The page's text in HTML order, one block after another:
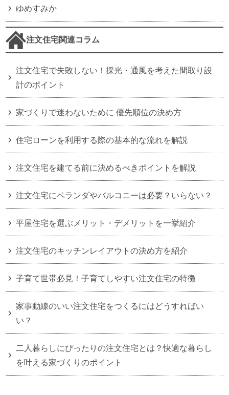
ゆめすみか
注文住宅関連コラム
注文住宅で失敗しない！採光・通風を考えた間取り設
計のポイント
家づくりで迷わないために 優先順位の決め方
住宅ローンを利用する際の基本的な流れを解説
注文住宅を建てる前に決めるべきポイントを解説
注文住宅にベランダやバルコニーは必要？いらない？
平屋住宅を選ぶメリット・デメリットを一挙紹介
注文住宅のキッチンレイアウトの決め方を紹介
子育て世帯必見！子育てしやすい注文住宅の特徴
家事動線のいい注文住宅をつくるにはどうすればい
い？
二人暮らしにぴったりの注文住宅とは？快適な暮らし
を叶える家づくりのポイント